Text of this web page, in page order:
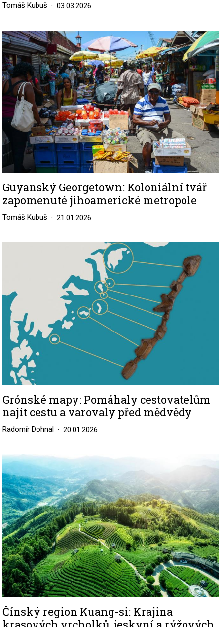
Tomáš Kubuš 03.03.2026
Image
Guyanský Georgetown: Koloniální tvář
zapomenuté jihoamerické metropole
Tomáš Kubuš 21.01.2026
Grónské mapy: Pomáhaly cestovatelům
najít cestu a varovaly před mědvědy
Radomír Dohnal 20.01.2026
Image
Čínský region Kuang-si: Krajina